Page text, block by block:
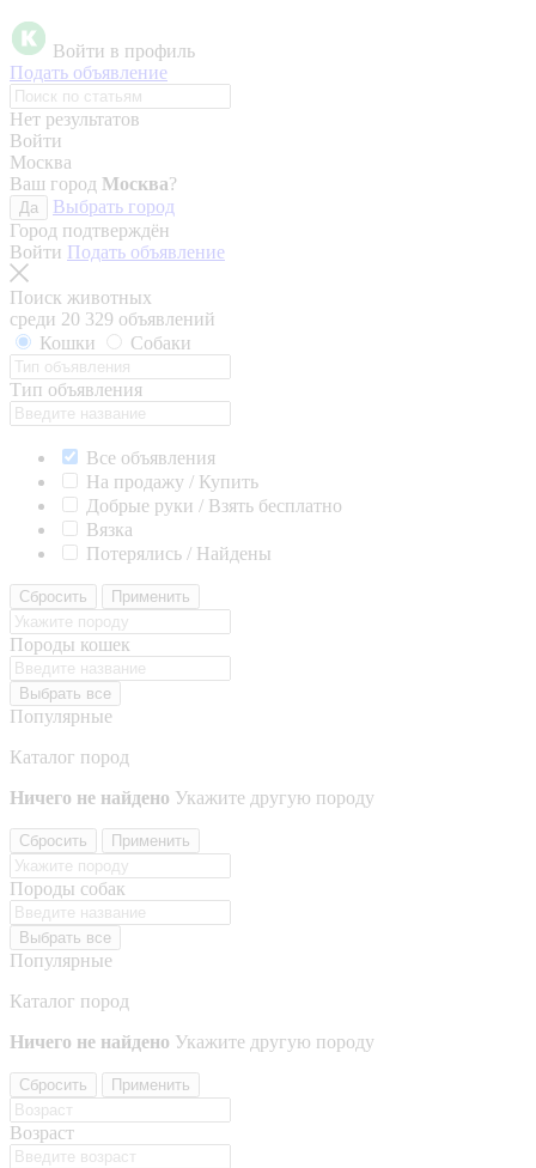
Войти в профиль
Подать объявление
Нет результатов
Войти
Москва
Ваш город Москва?
Да
Выбрать город
Город подтверждён
Войти Подать объявление
Поиск животных
среди 20 329 объявлений
Кошки
Собаки
Тип объявления
Все объявления
На продажу / Купить
Добрые руки / Взять бесплатно
Вязка
Потерялись / Найдены
Сбросить Применить
Породы кошек
Выбрать все
Популярные
Каталог пород
Ничего не найдено Укажите другую породу
Сбросить Применить
Породы собак
Выбрать все
Популярные
Каталог пород
Ничего не найдено Укажите другую породу
Сбросить Применить
Возраст